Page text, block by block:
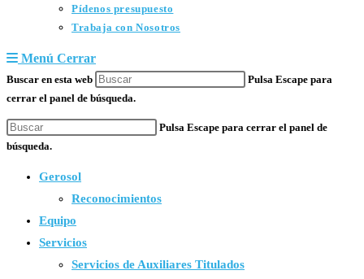
Pídenos presupuesto
Trabaja con Nosotros
Menú Cerrar
Buscar en esta web
Pulsa Escape para
cerrar el panel de búsqueda.
Pulsa Escape para cerrar el panel de
búsqueda.
Gerosol
Reconocimientos
Equipo
Servicios
Servicios de Auxiliares Titulados